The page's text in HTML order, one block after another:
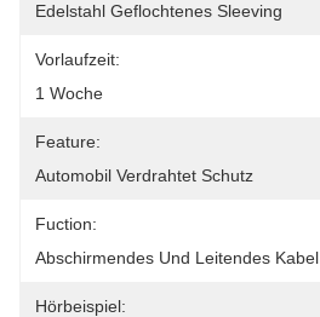
Edelstahl Geflochtenes Sleeving
Vorlaufzeit:
1 Woche
Feature:
Automobil Verdrahtet Schutz
Fuction:
Abschirmendes Und Leitendes Kabel
Hörbeispiel: